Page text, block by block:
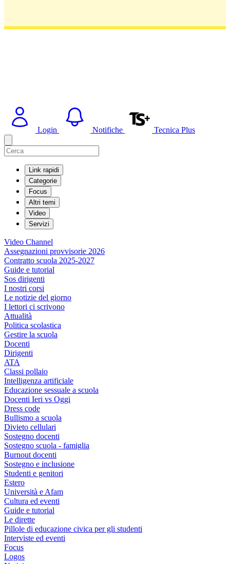
Login Notifiche Tecnica Plus
Link rapidi
Categorie
Focus
Altri temi
Video
Servizi
Video Channel
Assegnazioni provvisorie 2026
Contratto scuola 2025-2027
Guide e tutorial
Sos dirigenti
I nostri corsi
Le notizie del giorno
I lettori ci scrivono
Attualità
Politica scolastica
Gestire la scuola
Docenti
Dirigenti
ATA
Classi pollaio
Intelligenza artificiale
Educazione sessuale a scuola
Docenti Ieri vs Oggi
Dress code
Bullismo a scuola
Divieto cellulari
Sostegno docenti
Sostegno scuola - famiglia
Burnout docenti
Sostegno e inclusione
Studenti e genitori
Estero
Università e Afam
Cultura ed eventi
Guide e tutorial
Le dirette
Pillole di educazione civica per gli studenti
Interviste ed eventi
Focus
Logos